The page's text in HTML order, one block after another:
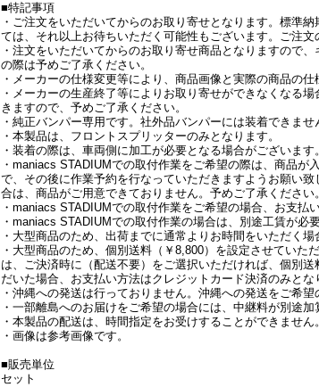
■特記事項
・ご注文をいただいてからのお取り寄せとなります。標準
ては、それ以上お待ちいただく可能性もございます。ご注文
・注文をいただいてからのお取り寄せ商品となりますので
の際は予めご了承ください。
・メーカーの仕様変更等により、商品画像と実際の商品の
・メーカーの生産終了等によりお取り寄せができなくなる
きますので、予めご了承ください。
・純正バンパー専用です。社外品バンパーには装着できませ
・本製品は、フロントスプリッターのみとなります。
・装着の際は、車両側に加工が必要となる場合がございます。
・maniacs STADIUMでの取付作業をご希望の際は、商品
で、その後に作業予約を行なっていただきますようお願い
合は、商品がご用意できておりません。予めご了承ください。
・maniacs STADIUMでの取付作業をご希望の場合、お支払
・maniacs STADIUMでの取付作業の場合は、別途工賃が必
・大型商品のため、出荷までに通常よりお時間をいただく
・大型商品のため、個別送料（￥8,800）を設定させてい
は、ご決済時に（配送不要）をご選択いただければ、個別
だいた場合、お支払い方法はクレジットカード決済のみとな
・沖縄への発送は行っておりません。沖縄への発送をご希望
・一部離島へのお届けをご希望の場合には、中継料が別途
・本製品の配送は、時間指定をお受けすることができません
・画像は参考画像です。
■販売単位
セット